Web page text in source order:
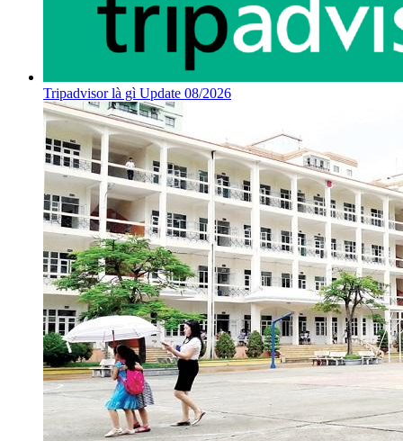
Tripadvisor là gì Update 08/2026